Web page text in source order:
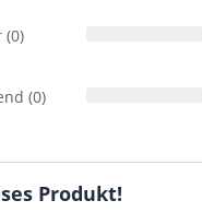
(0)
(0)
Produkt!